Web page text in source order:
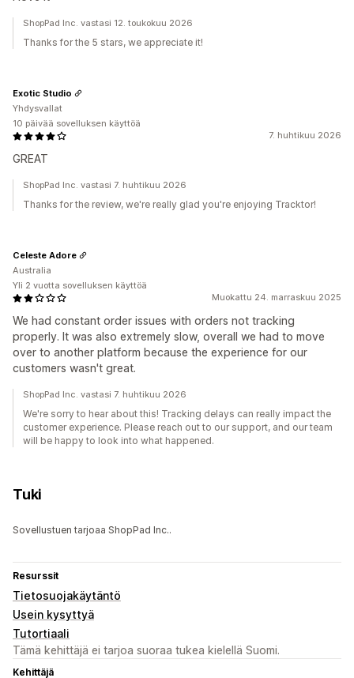
ShopPad Inc. vastasi 12. toukokuu 2026
Thanks for the 5 stars, we appreciate it!
7. huhtikuu 2026
GREAT
Exotic Studio
Yhdysvallat
10 päivää sovelluksen käyttöä
ShopPad Inc. vastasi 7. huhtikuu 2026
Thanks for the review, we're really glad you're enjoying Tracktor!
Muokattu 24. marraskuu 2025
We had constant order issues with orders not tracking
properly. It was also extremely slow, overall we had to move
over to another platform because the experience for our
customers wasn't great.
Celeste Adore
Australia
Yli 2 vuotta sovelluksen käyttöä
ShopPad Inc. vastasi 7. huhtikuu 2026
We're sorry to hear about this! Tracking delays can really impact the
customer experience. Please reach out to our support, and our team
will be happy to look into what happened.
Tuki
Sovellustuen tarjoaa ShopPad Inc..
Resurssit
Tietosuojakäytäntö
Usein kysyttyä
Tutortiaali
Tämä kehittäjä ei tarjoa suoraa tukea kielellä Suomi.
Kehittäjä